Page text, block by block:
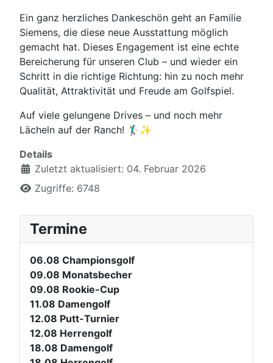
Ein ganz herzliches Dankeschön geht an Familie
Siemens, die diese neue Ausstattung möglich
gemacht hat. Dieses Engagement ist eine echte
Bereicherung für unseren Club – und wieder ein
Schritt in die richtige Richtung: hin zu noch mehr
Qualität, Attraktivität und Freude am Golfspiel.
Auf viele gelungene Drives – und noch mehr
Lächeln auf der Ranch! 🏌️‍♂️✨
Details
Zuletzt aktualisiert: 04. Februar 2026
Zugriffe: 6748
Termine
06.08 Championsgolf
09.08 Monatsbecher
09.08 Rookie-Cup
11.08 Damengolf
12.08 Putt-Turnier
12.08 Herrengolf
18.08 Damengolf